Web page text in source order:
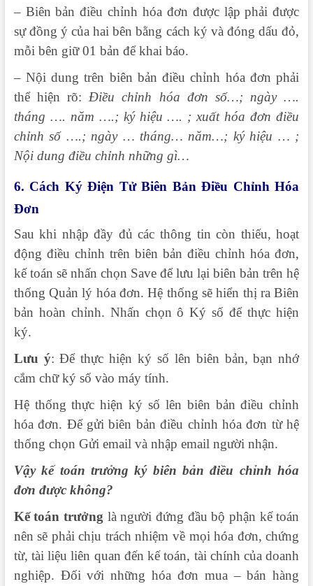
– Biên bản điều chỉnh hóa đơn được lập phải được
sự đồng ý của hai bên bằng cách ký và đóng dấu đỏ,
mỗi bên giữ 01 bản để khai báo.
– Nội dung trên biên bản điều chỉnh hóa đơn phải
thể hiện rõ:Điều chỉnh hóa đơn số…; ngày ….
tháng …. năm ….; ký hiệu …. ; xuất hóa đơn điều
chỉnh số ….; ngày … tháng… năm…; ký hiệu … ;
Nội dung điều chỉnh những gì…
6. Cách Ký Điện Tử Biên Bản Điều Chỉnh Hóa
Đơn
Sau khi nhập đầy đủ các thông tin còn thiếu, hoạt
động điều chỉnh trên biên bản điều chỉnh hóa đơn,
kế toán sẽ nhấn chọn Save để lưu lại biên bản trên hệ
thống Quản lý hóa đơn. Hệ thống sẽ hiển thị ra Biên
bản hoàn chỉnh. Nhấn chọn ô Ký số để thực hiện
ký.
Lưu ý: Để thực hiện ký số lên biên bản, bạn nhớ
cắm chữ ký số vào máy tính.
Hệ thống thực hiện ký số lên biên bản điều chỉnh
hóa đơn. Để gửi biên bản điều chỉnh hóa đơn từ hệ
thống chọn Gửi email và nhập email người nhận.
Vậy kế toán trưởng ký biên bản điều chỉnh hóa
đơn được không?
Kế toán trưởng là người đứng đầu bộ phận kế toán
nên sẽ phải chịu trách nhiệm về mọi hóa đơn, chứng
từ, tài liệu liên quan đến kế toán, tài chính của doanh
nghiệp. Đối với những hóa đơn mua – bán hàng